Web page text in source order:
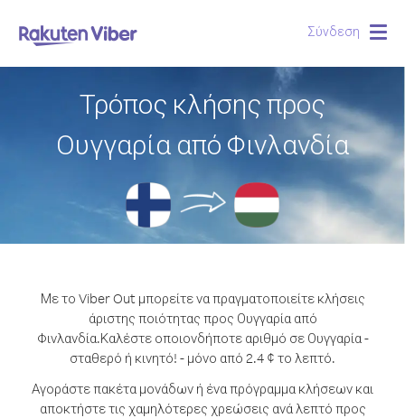
Σύνδεση
Τρόπος κλήσης προς
Ουγγαρία από Φινλανδία
Με το Viber Out μπορείτε να πραγματοποιείτε κλήσεις
άριστης ποιότητας προς Ουγγαρία από
Φινλανδία.Καλέστε οποιονδήποτε αριθμό σε Ουγγαρία -
σταθερό ή κινητό! - μόνο από 2.4 ¢ το λεπτό.
Αγοράστε πακέτα μονάδων ή ένα πρόγραμμα κλήσεων και
αποκτήστε τις χαμηλότερες χρεώσεις ανά λεπτό προς